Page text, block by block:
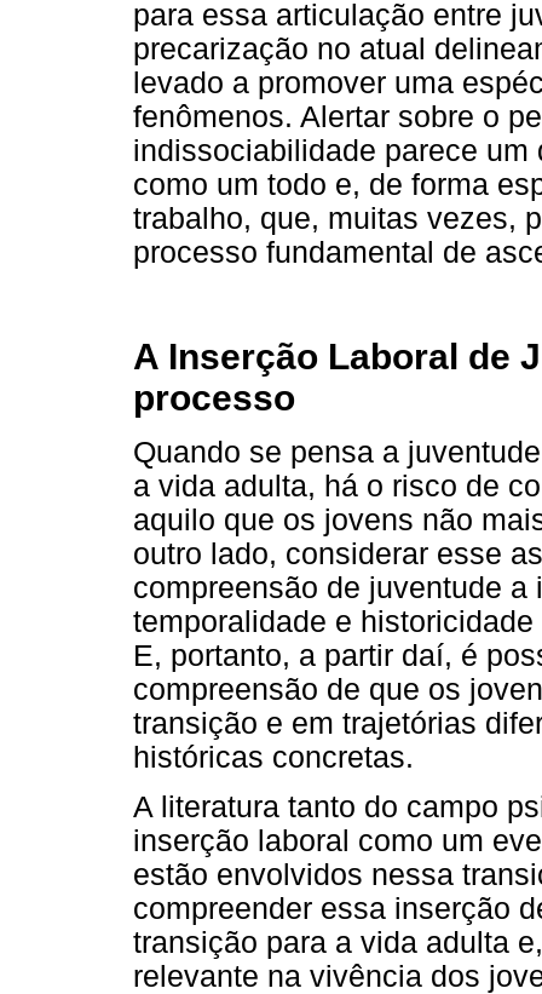
para essa articulação entre
precarização no atual
levado a promover uma
fenômenos. Alertar sobre o
indissociabilidade parece
como um todo e, de forma
trabalho, que, muitas vezes,
processo fundamental de
A Inserção Laboral de
processo
Quando se pensa a
a vida adulta, há o risco de
aquilo que os jovens não
outro lado, considerar esse
compreensão de juventude
temporalidade e
E, portanto, a partir daí, é
compreensão de que os
transição e em trajetórias
históricas concretas.
A literatura tanto do campo
inserção laboral como um
estão envolvidos nessa
compreender essa inserção
transição para a vida adulta
relevante na vivência dos